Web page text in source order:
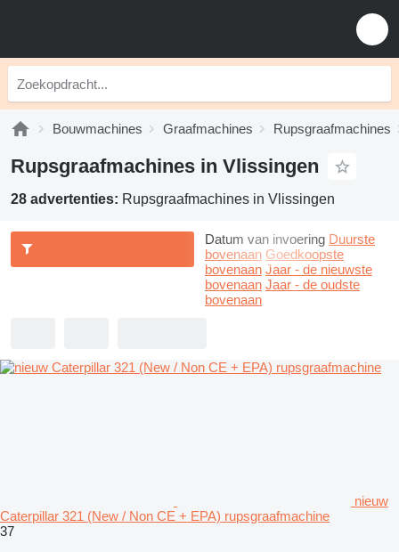
Bouwmachines Graafmachines Rupsgraafmachines
Rupsgraafmachines in Vlissingen
28 advertenties: Rupsgraafmachines in Vlissingen
Datum van invoering Duurste
bovenaan Goedkoopste
bovenaan Jaar - de nieuwste
bovenaan Jaar - de oudste
bovenaan
nieuw
Caterpillar 321 (New / Non CE + EPA) rupsgraafmachine
37